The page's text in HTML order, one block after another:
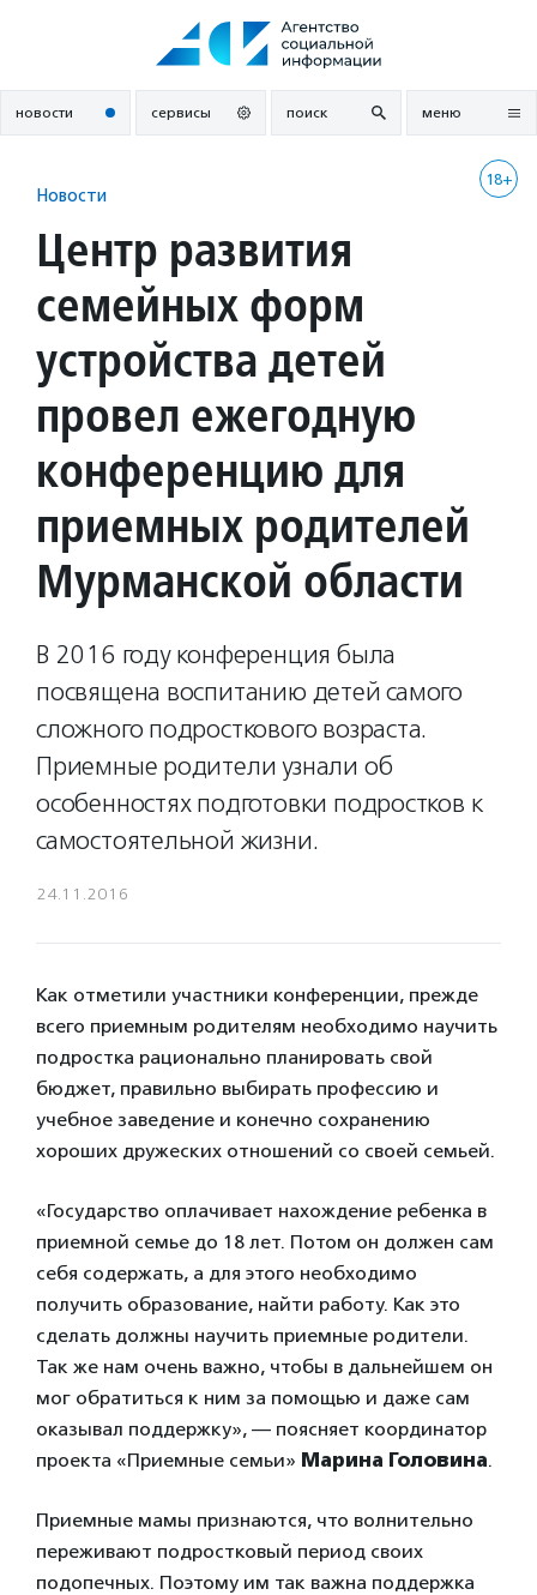
новости сервисы поиск меню
18+
Новости
Центр развития
семейных форм
устройства детей
провел ежегодную
конференцию для
приемных родителей
Мурманской области
В 2016 году конференция была
посвящена воспитанию детей самого
сложного подросткового возраста.
Приемные родители узнали об
особенностях подготовки подростков к
самостоятельной жизни.
24.11.2016
Как отметили участники конференции, прежде
всего приемным родителям необходимо научить
подростка рационально планировать свой
бюджет, правильно выбирать профессию и
учебное заведение и конечно сохранению
хороших дружеских отношений со своей семьей.
«Государство оплачивает нахождение ребенка в
приемной семье до 18 лет. Потом он должен сам
себя содержать, а для этого необходимо
получить образование, найти работу. Как это
сделать должны научить приемные родители.
Так же нам очень важно, чтобы в дальнейшем он
мог обратиться к ним за помощью и даже сам
оказывал поддержку», — поясняет координатор
проекта «Приемные семьи» Марина Головина.
Приемные мамы признаются, что волнительно
переживают подростковый период своих
подопечных. Поэтому им так важна поддержка